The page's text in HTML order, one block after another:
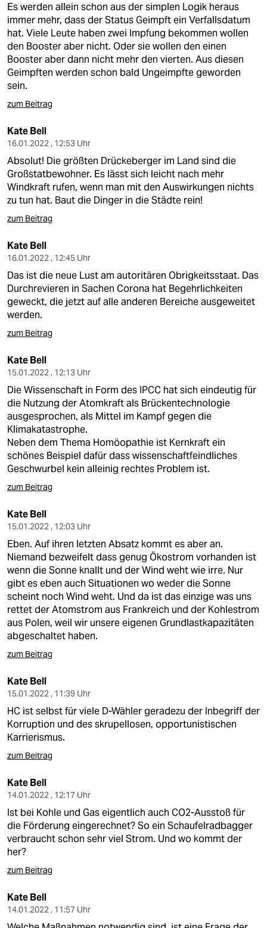
Es werden allein schon aus der simplen Logik heraus
immer mehr, dass der Status Geimpft ein Verfallsdatum
hat. Viele Leute haben zwei Impfung bekommen wollen
den Booster aber nicht. Oder sie wollen den einen
Booster aber dann nicht mehr den vierten. Aus diesen
Geimpften werden schon bald Ungeimpfte geworden
sein.
zum Beitrag
Kate Bell
16.01.2022 , 12:53 Uhr
Absolut! Die größten Drückeberger im Land sind die
Großstatbewohner. Es lässt sich leicht nach mehr
Windkraft rufen, wenn man mit den Auswirkungen nichts
zu tun hat. Baut die Dinger in die Städte rein!
zum Beitrag
Kate Bell
16.01.2022 , 12:45 Uhr
Das ist die neue Lust am autoritären Obrigkeitsstaat. Das
Durchrevieren in Sachen Corona hat Begehrlichkeiten
geweckt, die jetzt auf alle anderen Bereiche ausgeweitet
werden.
zum Beitrag
Kate Bell
15.01.2022 , 12:13 Uhr
Die Wissenschaft in Form des IPCC hat sich eindeutig für
die Nutzung der Atomkraft als Brückentechnologie
ausgesprochen, als Mittel im Kampf gegen die
Klimakatastrophe.
Neben dem Thema Homöopathie ist Kernkraft ein
schönes Beispiel dafür dass wissenschaftfeindliches
Geschwurbel kein alleinig rechtes Problem ist.
zum Beitrag
Kate Bell
15.01.2022 , 12:03 Uhr
Eben. Auf ihren letzten Absatz kommt es aber an.
Niemand bezweifelt dass genug Ökostrom vorhanden ist
wenn die Sonne knallt und der Wind weht wie irre. Nur
gibt es eben auch Situationen wo weder die Sonne
scheint noch Wind weht. Und da ist das einzige was uns
rettet der Atomstrom aus Frankreich und der Kohlestrom
aus Polen, weil wir unsere eigenen Grundlastkapazitäten
abgeschaltet haben.
zum Beitrag
Kate Bell
15.01.2022 , 11:39 Uhr
HC ist selbst für viele D-Wähler geradezu der Inbegriff der
Korruption und des skrupellosen, opportunistischen
Karrierismus.
zum Beitrag
Kate Bell
14.01.2022 , 12:17 Uhr
Ist bei Kohle und Gas eigentlich auch CO2-Ausstoß für
die Förderung eingerechnet? So ein Schaufelradbagger
verbraucht schon sehr viel Strom. Und wo kommt der
her?
zum Beitrag
Kate Bell
14.01.2022 , 11:57 Uhr